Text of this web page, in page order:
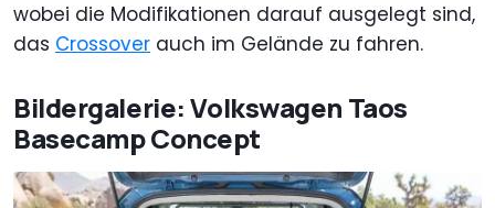
wobei die Modifikationen darauf ausgelegt sind,
das Crossover auch im Gelände zu fahren.
Bildergalerie: Volkswagen Taos
Basecamp Concept